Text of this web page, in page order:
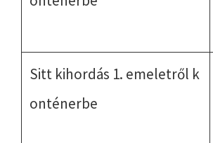
Sitt kihordás 1. emeletről k
onténerbe